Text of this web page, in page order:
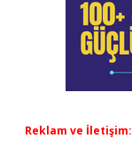
Reklam ve İletişim: